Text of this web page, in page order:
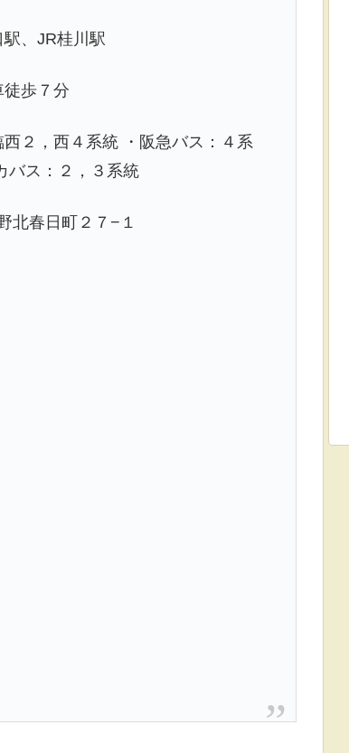
、JR桂川駅
歩７分
２，西４系統 ・阪急バス：４系
バス：２，３系統
北春日町２７−１